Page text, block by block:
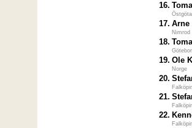
16.
17. Arne
18.
19. Ole
Norge
20.
21.
22.